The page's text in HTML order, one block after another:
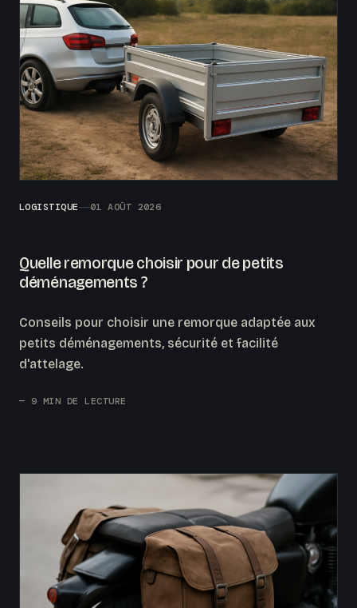
LOGISTIQUE 01 AOÛT 2026
Quelle remorque choisir pour de petits
déménagements ?
Conseils pour choisir une remorque adaptée aux
petits déménagements, sécurité et facilité
d'attelage.
— 9 MIN DE LECTURE